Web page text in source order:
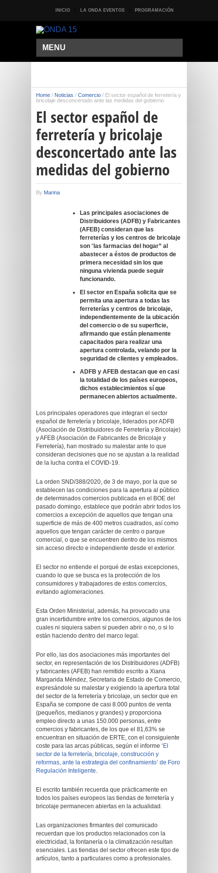
INICIO LA ONDA EVENTOS PROGRAMACIÓN
MENU
Home / Noticias / Comercio / El sector español de ferretería y
bricolaje desconcertado ante las medidas del gobierno
El sector español de
ferretería y bricolaje
desconcertado ante las
medidas del gobierno
By Marina
Las principales asociaciones de
Distribuidores (ADFB) y Fabricantes
(AFEB) consideran que las
ferreterías y los centros de bricolaje
son “ las farmacias del hogar” al
abastecer a éstos de productos de
primera necesidad sin los que
ninguna vivienda puede seguir
funcionando.
El sector en España solicita que se
permita una apertura a todas las
ferreterías y centros de bricolaje,
independientemente de la ubicación
del comercio o de su superficie,
afirmando que están plenamente
capacitados para realizar una
apertura controlada, velando por la
seguridad de clientes y empleados.
ADFB y AFEB destacan que en casi
la totalidad de los países europeos,
dichos establecimientos sí que
permanecen abiertos actualmente.
Los principales operadores que integran el sector
español de ferretería y bricolaje, liderados por ADFB
(Asociación de Distribuidores de Ferretería y Bricolaje)
y AFEB (Asociación de Fabricantes de Bricolaje y
Ferretería), han mostrado su malestar ante lo que
consideran decisiones que no se ajustan a la realidad
de la lucha contra el COVID-19.
La orden SND/388/2020, de 3 de mayo, por la que se
establecen las condiciones para la apertura al público
de determinados comercios publicada en el BOE del
pasado domingo, establece que podrán abrir todos los
comercios a excepción de aquellos que tengan una
superficie de más de 400 metros cuadrados, así como
aquellos que tengan carácter de centro o parque
comercial, o que se encuentren dentro de los mismos
sin acceso directo e independiente desde el exterior.
El sector no entiende el porqué de estas excepciones,
cuando lo que se busca es la protección de los
consumidores y trabajadores de estos comercios,
evitando aglomeraciones.
Esta Orden Ministerial, además, ha provocado una
gran incertidumbre entre los comercios, algunos de los
cuales ni siquiera saben si pueden abrir o no, o si lo
están haciendo dentro del marco legal.
Por ello, las dos asociaciones más importantes del
sector, en representación de los Distribuidores (ADFB)
y fabricantes (AFEB) han remitido escrito a Xiana
Margarida Méndez, Secretaria de Estado de Comercio,
expresándole su malestar y exigiendo la apertura total
del sector de la ferretería y bricolaje, un sector que en
España se compone de casi 8.000 puntos de venta
(pequeños, medianos y grandes) y proporciona
empleo directo a unas 150.000 personas, entre
comercios y fabricantes, de los que el 81,63% se
encuentran en situación de ERTE, con el consiguiente
coste para las arcas públicas, según el informe ‘ El
sector de la ferretería, bricolaje, construcción y
reformas, ante la estrategia del confinamiento’ de Foro
Regulación Inteligente.
El escrito también recuerda que prácticamente en
todos los países europeos las tiendas de ferretería y
bricolaje permanecen abiertas en la actualidad.
Las organizaciones firmantes del comunicado
recuerdan que los productos relacionados con la
electricidad, la fontanería o la climatización resultan
esenciales. Las tiendas del sector ofrecen este tipo de
artículos, tanto a particulares como a profesionales.